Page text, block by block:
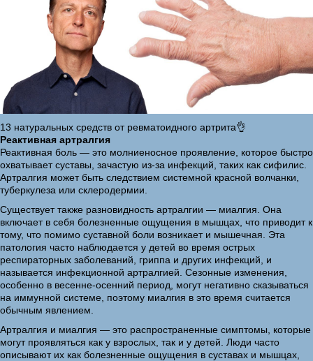
13 натуральных средств от ревматоидного артрита👌
Реактивная артралгия
Реактивная боль — это молниеносное проявление, которое быстро
охватывает суставы, зачастую из-за инфекций, таких как сифилис.
Артралгия может быть следствием системной красной волчанки,
туберкулеза или склеродермии.
Существует также разновидность артралгии — миалгия. Она
включает в себя болезненные ощущения в мышцах, что приводит к
тому, что помимо суставной боли возникает и мышечная. Эта
патология часто наблюдается у детей во время острых
респираторных заболеваний, гриппа и других инфекций, и
называется инфекционной артралгией. Сезонные изменения,
особенно в весенне-осенний период, могут негативно сказываться
на иммунной системе, поэтому миалгия в это время считается
обычным явлением.
Артралгия и миалгия — это распространенные симптомы, которые
могут проявляться как у взрослых, так и у детей. Люди часто
описывают их как болезненные ощущения в суставах и мышцах,